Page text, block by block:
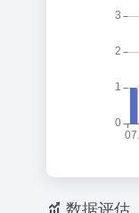
数据评估
9